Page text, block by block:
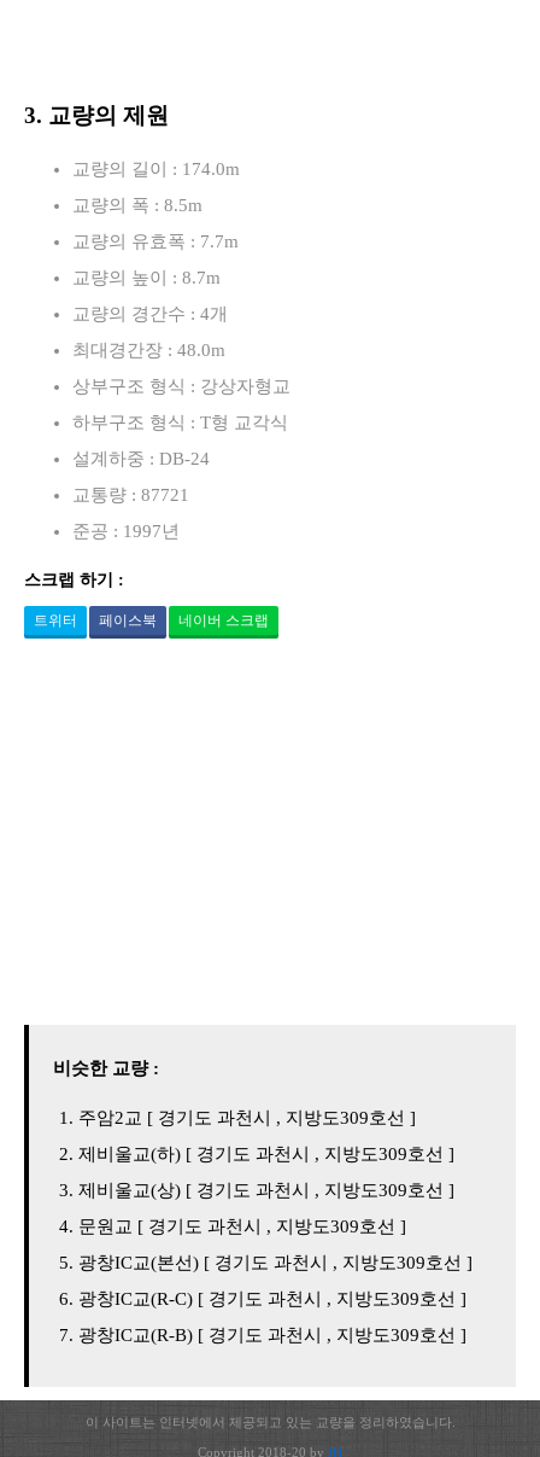
3. 교량의 제원
교량의 길이 : 174.0m
교량의 폭 : 8.5m
교량의 유효폭 : 7.7m
교량의 높이 : 8.7m
교량의 경간수 : 4개
최대경간장 : 48.0m
상부구조 형식 : 강상자형교
하부구조 형식 : T형 교각식
설계하중 : DB-24
교통량 : 87721
준공 : 1997년
스크랩 하기 :
트위터 페이스북 네이버 스크랩
비슷한 교량 :
주암2교 [ 경기도 과천시 , 지방도309호선 ]
제비울교(하) [ 경기도 과천시 , 지방도309호선 ]
제비울교(상) [ 경기도 과천시 , 지방도309호선 ]
문원교 [ 경기도 과천시 , 지방도309호선 ]
광창IC교(본선) [ 경기도 과천시 , 지방도309호선 ]
광창IC교(R-C) [ 경기도 과천시 , 지방도309호선 ]
광창IC교(R-B) [ 경기도 과천시 , 지방도309호선 ]
이 사이트는 인터넷에서 제공되고 있는 교량을 정리하였습니다.
Copyright 2018-20 by JH